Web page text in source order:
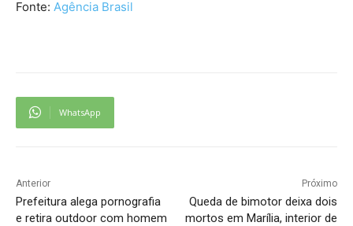
Fonte: Agência Brasil
WhatsApp
Anterior
Prefeitura alega pornografia
e retira outdoor com homem
Próximo
Queda de bimotor deixa dois
mortos em Marília, interior de